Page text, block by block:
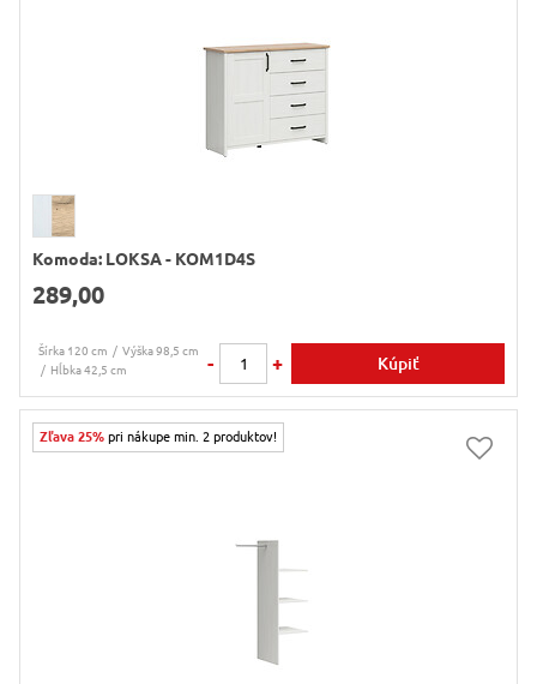
Komoda: LOKSA - KOM1D4S
289,00
Šírka 120 cm
Výška 98,5 cm
Hĺbka 42,5 cm
- + Kúpiť
Zľava 25% pri nákupe min. 2 produktov!